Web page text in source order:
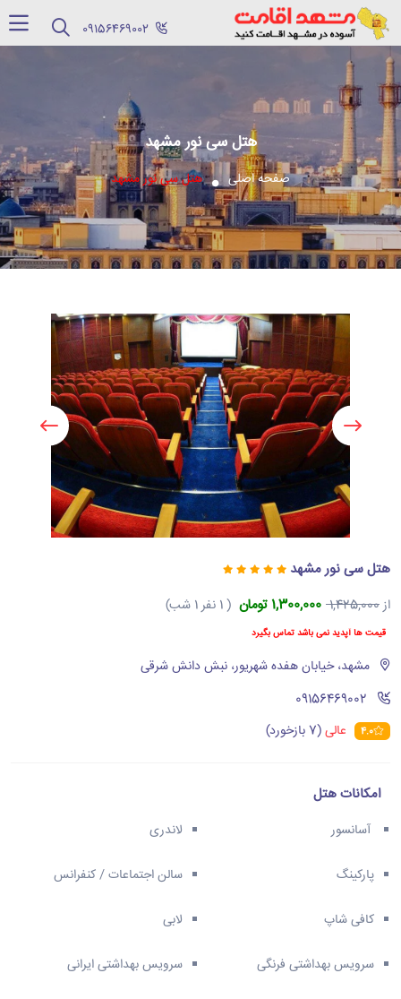
هتل سی نور مشهد
صفحه اصلی هتل سی نور مشهد
هتل سی نور مشهد
از1,425,000 1,300,000 تومان ( 1 نفر 1 شب)
قیمت ها آپدید نمی باشد تماس بگیرد
مشهد، خیابان هفده شهریور، نبش دانش شرقی
‪09156469002‬
4.0 عالی(7 بازخورد)
امکانات هتل
آسانسور لاندری
پارکینگ سالن اجتماعات / کنفرانس
کافی شاپ لابی
سرویس بهداشتی فرنگی سرویس بهداشتی ایرانی